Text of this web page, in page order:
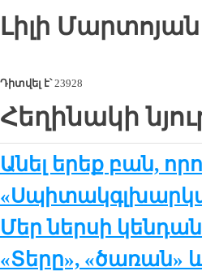
Լիլի Մարտոյան
Դիտվել է՝23928
Հեղինակի
Անել երեք բան,
Մեր ներսի
«Տերը», «ծառան»